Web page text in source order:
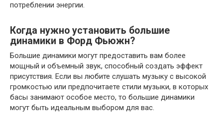
потреблении энергии.
Когда нужно установить большие
динамики в Форд Фьюжн?
Большие динамики могут предоставить вам более
мощный и объемный звук, способный создать эффект
присутствия. Если вы любите слушать музыку с высокой
громкостью или предпочитаете стили музыки, в которых
басы занимают особое место, то большие динамики
могут быть идеальным выбором для вас.